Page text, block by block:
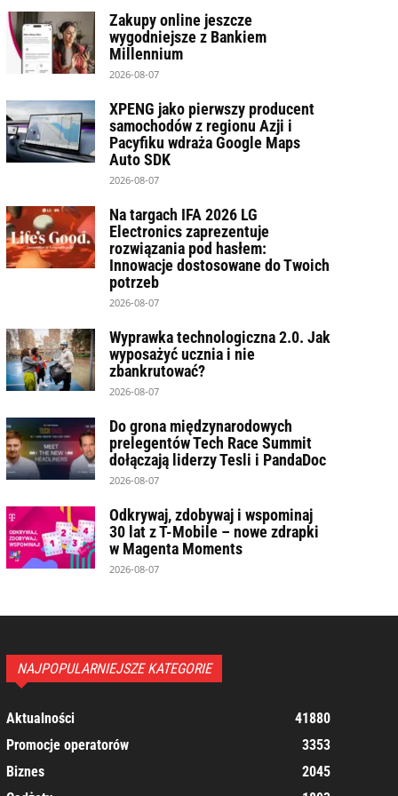
Zakupy online jeszcze
wygodniejsze z Bankiem
Millennium
2026-08-07
XPENG jako pierwszy producent
samochodów z regionu Azji i
Pacyfiku wdraża Google Maps
Auto SDK
2026-08-07
Na targach IFA 2026 LG
Electronics zaprezentuje
rozwiązania pod hasłem:
Innowacje dostosowane do Twoich
potrzeb
2026-08-07
Wyprawka technologiczna 2.0. Jak
wyposażyć ucznia i nie
zbankrutować?
2026-08-07
Do grona międzynarodowych
prelegentów Tech Race Summit
dołączają liderzy Tesli i PandaDoc
2026-08-07
Odkrywaj, zdobywaj i wspominaj
30 lat z T-Mobile – nowe zdrapki
w Magenta Moments
2026-08-07
NAJPOPULARNIEJSZE KATEGORIE
Aktualności
41880
Promocje operatorów
3353
Biznes
2045